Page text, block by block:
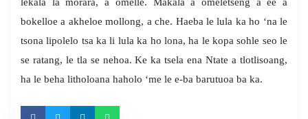
bokelloe a akheloe mollong, a che. Haeba le lula ka ho ‘na le
tsona lipolelo tsa ka li lula ka ho lona, ha le kopa sohle seo le
se ratang, le tla se nehoa. Ke ka tsela ena Ntate a tlotlisoang,
ha le beha litholoana haholo ‘me le e-ba barutuoa ba ka.